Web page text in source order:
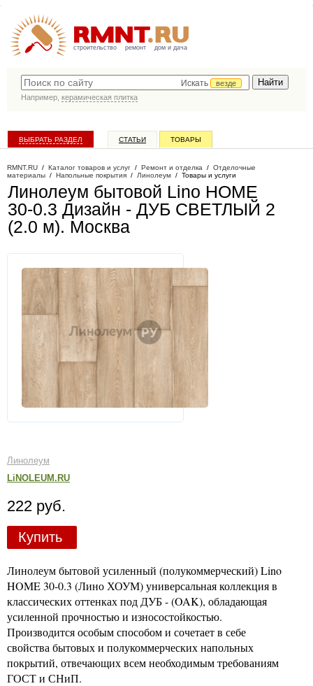
строительство ремонт дом и дача
Искать
везде
Например, керамическая плитка
ВЫБРАТЬ РАЗДЕЛ СТАТЬИ ТОВАРЫ
RMNT.RU / Каталог товаров и услуг / Ремонт и отделка / Отделочные
материалы / Напольные покрытия / Линолеум / Товары и услуги
Линолеум бытовой Lino HOME
30-0.3 Дизайн - ДУБ СВЕТЛЫЙ 2
(2.0 м). Москва
Линолеум
LiNOLEUM.RU
222 руб.
Купить
Линолеум бытовой усиленный (полукоммерческий) Lino
HOME 30-0.3 (Лино ХОУМ) универсальная коллекция в
классических оттенках под ДУБ - (OAK), обладающая
усиленной прочностью и износостойкостью.
Производится особым способом и сочетает в себе
свойства бытовых и полукоммерческих напольных
покрытий, отвечающих всем необходимым требованиям
ГОСТ и СНиП.